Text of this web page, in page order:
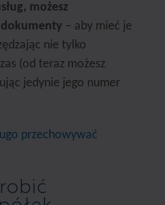
możesz
dokumenty – aby mieć je
nie tylko
(od teraz możesz
jedynie jego numer
przechowywać